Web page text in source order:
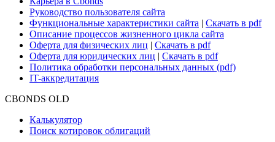
Руководство пользователя сайта
Функциональные характеристики сайта | Скачать в pdf
Описание процессов жизненного цикла сайта
Оферта для физических лиц | Скачать в pdf
Оферта для юридических лиц | Скачать в pdf
Политика обработки персональных данных (pdf)
IT-аккредитация
CBONDS OLD
Калькулятор
Поиск котировок облигаций